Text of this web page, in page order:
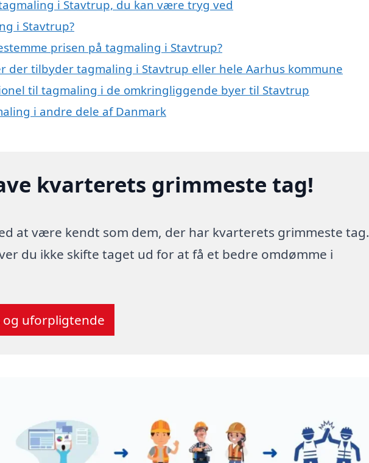
i Stavtrup, du kan være tryg ved
i Stavtrup?
prisen på tagmaling i Stavtrup?
der tilbyder tagmaling i Stavtrup eller hele Aarhus kommune
til tagmaling i de omkringliggende byer til Stavtrup
i andre dele af Danmark
kvarterets grimmeste tag!
at være kendt som dem, der har kvarterets grimmeste tag.
du ikke skifte taget ud for at få et bedre omdømme i
og uforpligtende